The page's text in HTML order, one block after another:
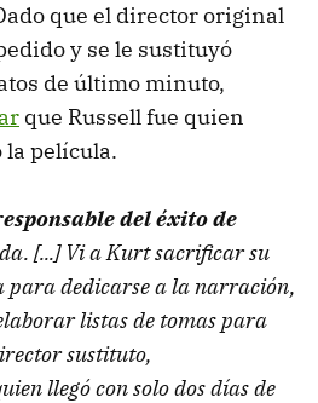
que el director original
y se le sustituyó
de último minuto,
que Russell fue quien
película.
del éxitode
[...] Vi a Kurt sacrificar su
para dedicarse a la narración,
listas de tomas para
sustituto,
llegó con solo dos días de